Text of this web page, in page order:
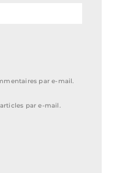
par e-mail.
par e-mail.